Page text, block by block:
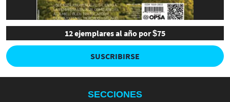
12 ejemplares al año por $75
SUSCRIBIRSE
SECCIONES